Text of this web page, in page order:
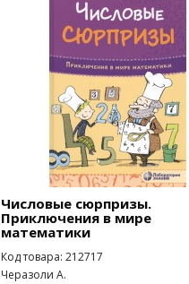
Числовые сюрпризы.
Приключения в мире
математики
Код товара: 212717
Черазоли А.